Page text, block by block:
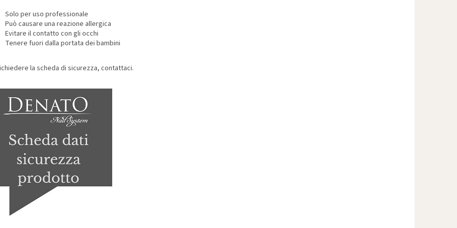
Solo per uso professionale
Può causare una reazione allergica
Evitare il contatto con gli occhi
Tenere fuori dalla portata dei bambini
la scheda di sicurezza, contattaci.